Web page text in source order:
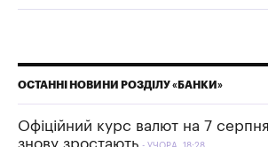
ОСТАННІ НОВИНИ РОЗДІЛУ «БАНКИ»
Офіційний курс валют на 7